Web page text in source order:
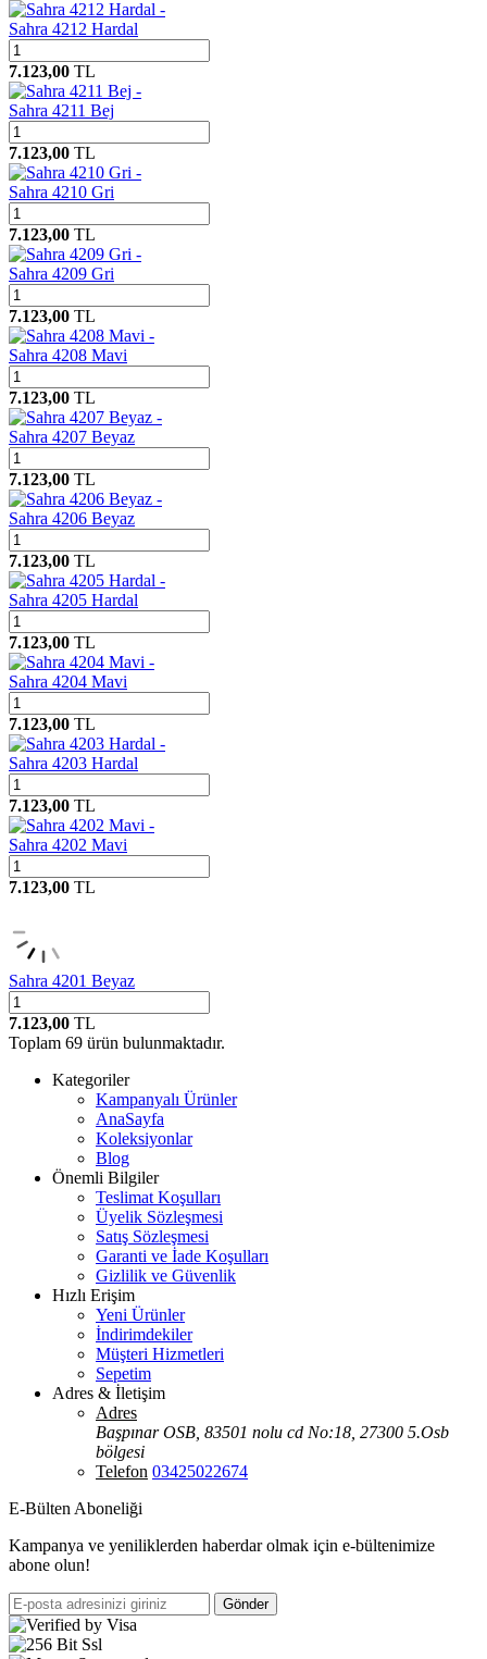
Sahra 4212 Hardal
7.123,00 TL
Sahra 4211 Bej
7.123,00 TL
Sahra 4210 Gri
7.123,00 TL
Sahra 4209 Gri
7.123,00 TL
Sahra 4208 Mavi
7.123,00 TL
Sahra 4207 Beyaz
7.123,00 TL
Sahra 4206 Beyaz
7.123,00 TL
Sahra 4205 Hardal
7.123,00 TL
Sahra 4204 Mavi
7.123,00 TL
Sahra 4203 Hardal
7.123,00 TL
Sahra 4202 Mavi
7.123,00 TL
Sahra 4201 Beyaz
7.123,00 TL
Toplam 69 ürün bulunmaktadır.
Kategoriler
Kampanyalı Ürünler
AnaSayfa
Koleksiyonlar
Blog
Önemli Bilgiler
Teslimat Koşulları
Üyelik Sözleşmesi
Satış Sözleşmesi
Garanti ve İade Koşulları
Gizlilik ve Güvenlik
Hızlı Erişim
Yeni Ürünler
İndirimdekiler
Müşteri Hizmetleri
Sepetim
Adres & İletişim
Adres
Başpınar OSB, 83501 nolu cd No:18, 27300 5.Osb
bölgesi
Telefon 03425022674
E-Bülten Aboneliği
Kampanya ve yeniliklerden haberdar olmak için e-bültenimize
abone olun!
Gönder